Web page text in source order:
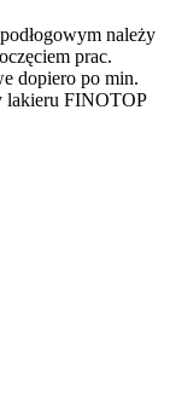
należy
prac.
dopiero po min.
lakieru FINOTOP